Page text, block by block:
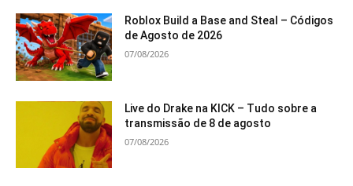
Roblox Build a Base and Steal – Códigos
de Agosto de 2026
07/08/2026
Live do Drake na KICK – Tudo sobre a
transmissão de 8 de agosto
07/08/2026